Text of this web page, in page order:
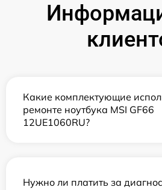
Какие комплектующие
ремонте ноутбука MSI GF66
12UE1060RU?
Нужно ли платить за